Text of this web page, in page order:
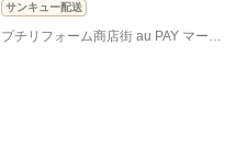
サンキュー配送
プチリフォーム商店街 au PAY マーケット店